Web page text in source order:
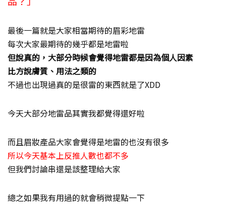
最後一篇就是大家相當期待的眉彩地雷
每次大家最期待的幾乎都是地雷啦
但說真的，大部分時候會覺得地雷都是因為個人因素
比方說膚質、用法之類的
不過也出現過真的是很雷的東西就是了XDD
今天大部分地雷品其實我都覺得還好啦
而且眉妝產品大家會覺得是地雷的也沒有很多
所以今天基本上反推人數也都不多
但我們討論串還是該整理給大家
總之如果我有用過的就會稍微提點一下